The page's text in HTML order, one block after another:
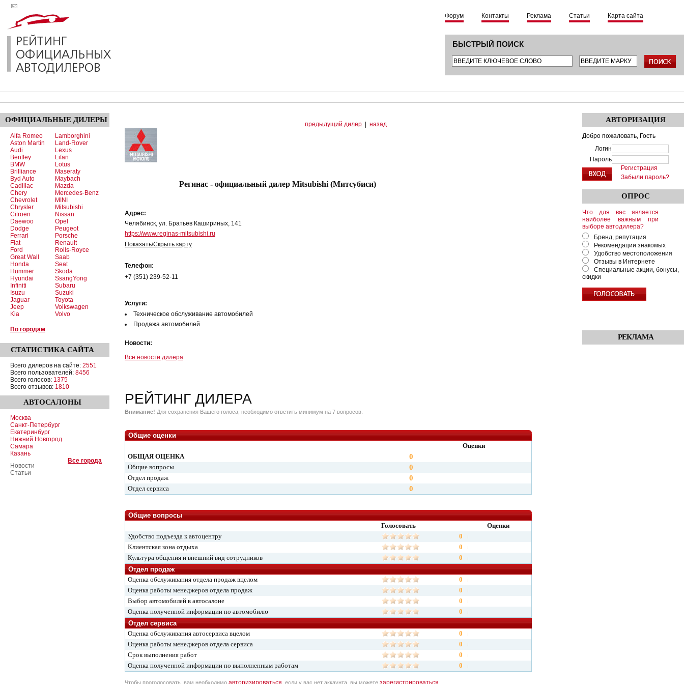
Форум Контакты Реклама Статьи Карта сайта
БЫСТРЫЙ ПОИСК
ОФИЦИАЛЬНЫЕ ДИЛЕРЫ
Alfa Romeo
Aston Martin
Audi
Bentley
BMW
Brilliance
Byd Auto
Cadillac
Chery
Chevrolet
Chrysler
Citroen
Daewoo
Dodge
Ferrari
Fiat
Ford
Great Wall
Honda
Hummer
Hyundai
Infiniti
Isuzu
Jaguar
Jeep
Kia
Lamborghini
Land-Rover
Lexus
Lifan
Lotus
Maseraty
Maybach
Mazda
Mercedes-Benz
MINI
Mitsubishi
Nissan
Opel
Peugeot
Porsche
Renault
Rolls-Royce
Saab
Seat
Skoda
SsangYong
Subaru
Suzuki
Toyota
Volkswagen
Volvo
По городам
СТАТИСТИКА САЙТА
Всего дилеров на сайте: 2551
Всего пользователей: 8456
Всего голосов: 1375
Всего отзывов: 1810
АВТОСАЛОНЫ
Москва
Санкт-Петербург
Екатеринбург
Нижний Новгород
Самара
Казань
Все города
Новости
Статьи
АВТОРИЗАЦИЯ
Добро пожаловать, Гость
Логин
Пароль
Регистрация
Забыли пароль?
ОПРОС
Что для вас является
наиболее важным при
выборе автодилера?
Бренд, репутация
Рекомендации знакомых
Удобство местоположения
Отзывы в Интернете
Специальные акции, бонусы,
скидки
РЕКЛАМА
предыдущий дилер назад
Регинас - официальный дилер Mitsubishi (Митсубиси)
Адрес:
Челябинск, ул. Братьев Кашириных, 141
https://www.reginas-mitsubishi.ru
Показать/Скрыть карту
Телефон:
+7 (351) 239-52-11
Услуги:
Техническое обслуживание автомобилей
Продажа автомобилей
Новости:
Все новости дилера
РЕЙТИНГ ДИЛЕРА
Внимание! Для сохранения Вашего голоса, необходимо ответить минимум на 7 вопросов.
Общие оценки
Оценки
ОБЩАЯ ОЦЕНКА
0
Общие вопросы 0
Отдел продаж 0
Отдел сервиса 0
Общие вопросы
Голосовать
Оценки
Удобство подъезда к автоцентру
0
Клиентская зона отдыха
0
Культура общения и внешний вид сотрудников
0
Отдел продаж
Оценка обслуживания отдела продаж вцелом
0
Оценка работы менеджеров отдела продаж
0
Выбор автомобилей в автосалоне
0
Оценка полученной информации по автомобилю
0
Отдел сервиса
Оценка обслуживания автосервиса вцелом
0
Оценка работы менеджеров отдела сервиса
0
Срок выполнения работ
0
Оценка полученной информации по выполненным работам
0
Чтобы проголосовать, вам необходимо авторизироваться , если у вас нет аккаунта, вы можете зарегистрироваться